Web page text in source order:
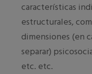
características
estructurales,
dimensiones (en
separar)
etc. etc.